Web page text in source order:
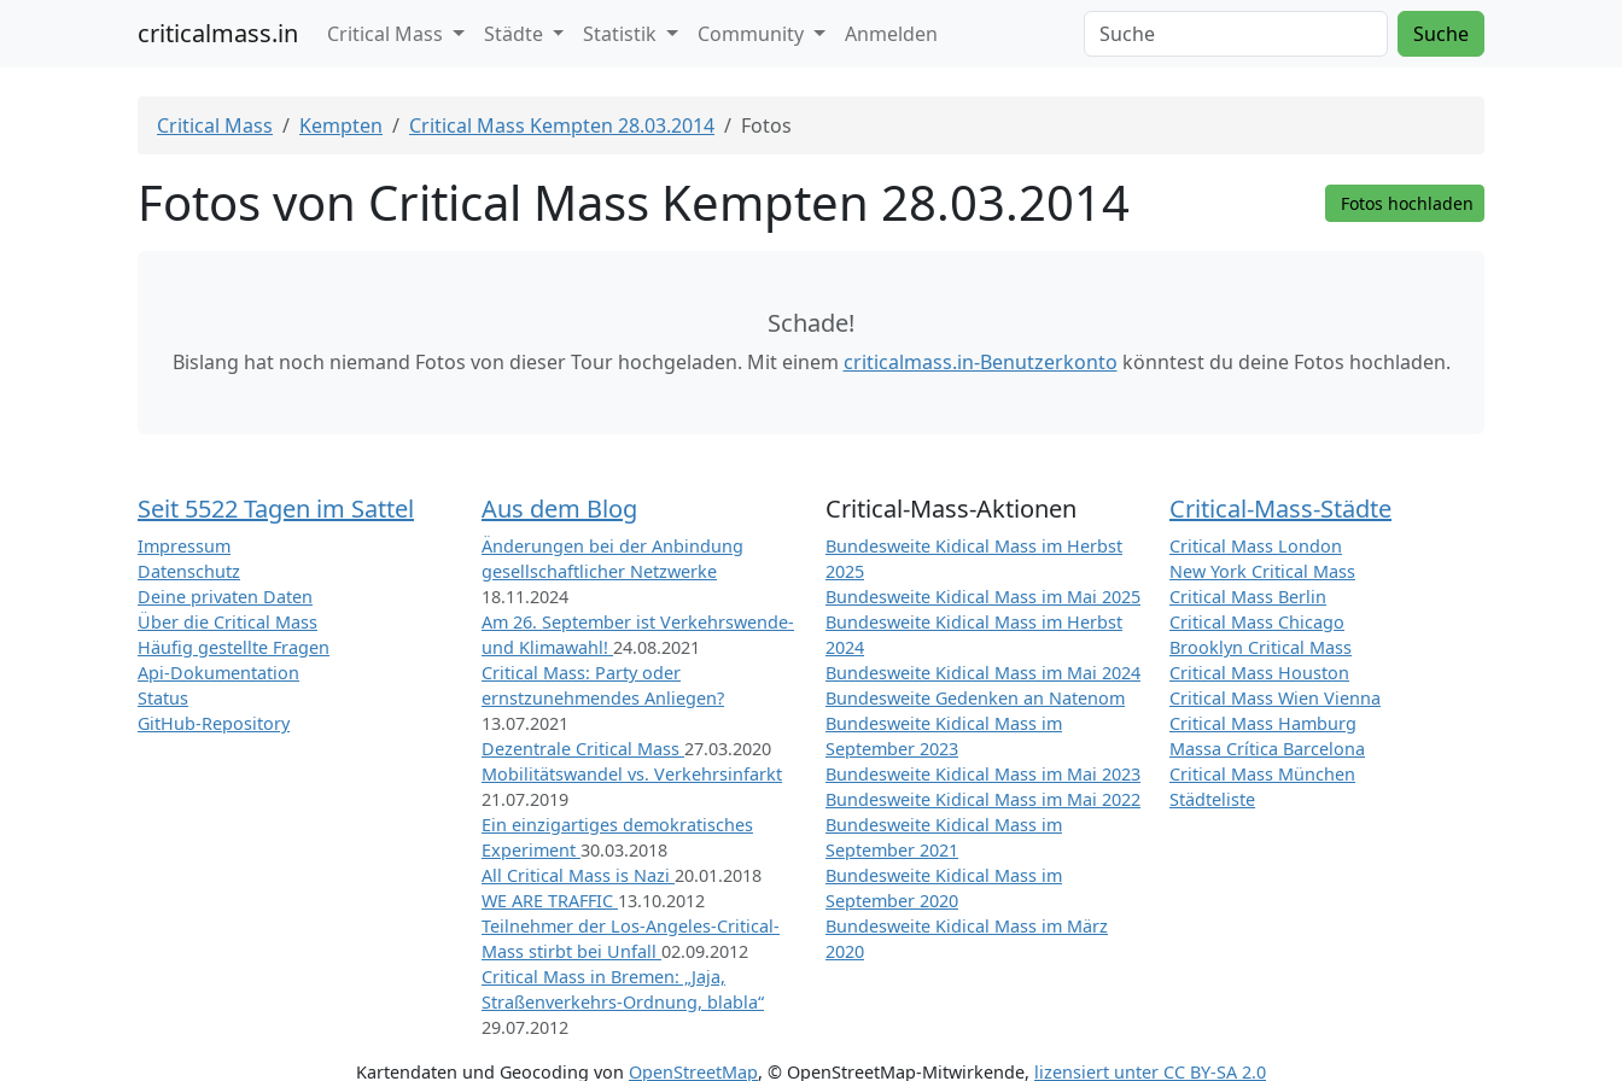
criticalmass.in Critical Mass Städte Statistik Community Anmelden Suche
Critical Mass Kempten Critical Mass Kempten 28.03.2014 Fotos
Fotos von Critical Mass Kempten 28.03.2014 Fotos hochladen
Schade!
Bislang hat noch niemand Fotos von dieser Tour hochgeladen. Mit einem criticalmass.in-Benutzerkonto könntest du deine Fotos hochladen.
Seit 5522 Tagen im Sattel
Impressum
Datenschutz
Deine privaten Daten
Über die Critical Mass
Häufig gestellte Fragen
Api-Dokumentation
Status
GitHub-Repository
Aus dem Blog
Änderungen bei der Anbindung
gesellschaftlicher Netzwerke
18.11.2024
Am 26. September ist Verkehrswende-
und Klimawahl! 24.08.2021
Critical Mass: Party oder
ernstzunehmendes Anliegen?
13.07.2021
Dezentrale Critical Mass 27.03.2020
Mobilitätswandel vs. Verkehrsinfarkt
21.07.2019
Ein einzigartiges demokratisches
Experiment 30.03.2018
All Critical Mass is Nazi 20.01.2018
WE ARE TRAFFIC 13.10.2012
Teilnehmer der Los-Angeles-Critical-
Mass stirbt bei Unfall 02.09.2012
Critical Mass in Bremen: „Jaja,
Straßenverkehrs-Ordnung, blabla“
29.07.2012
Critical-Mass-Aktionen
Bundesweite Kidical Mass im Herbst
2025
Bundesweite Kidical Mass im Mai 2025
Bundesweite Kidical Mass im Herbst
2024
Bundesweite Kidical Mass im Mai 2024
Bundesweite Gedenken an Natenom
Bundesweite Kidical Mass im
September 2023
Bundesweite Kidical Mass im Mai 2023
Bundesweite Kidical Mass im Mai 2022
Bundesweite Kidical Mass im
September 2021
Bundesweite Kidical Mass im
September 2020
Bundesweite Kidical Mass im März
2020
Critical-Mass-Städte
Critical Mass London
New York Critical Mass
Critical Mass Berlin
Critical Mass Chicago
Brooklyn Critical Mass
Critical Mass Houston
Critical Mass Wien Vienna
Critical Mass Hamburg
Massa Crítica Barcelona
Critical Mass München
Städteliste
Kartendaten und Geocoding von OpenStreetMap, © OpenStreetMap-Mitwirkende, lizensiert unter CC BY-SA 2.0